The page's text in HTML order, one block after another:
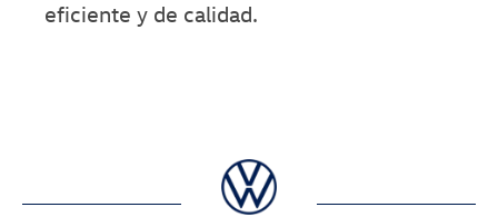
eficiente y de calidad.